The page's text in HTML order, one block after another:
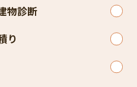
物診断
り